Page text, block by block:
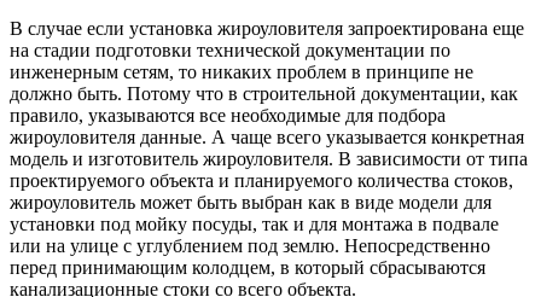
В случае если установка жироуловителя запроектирована еще
на стадии подготовки технической документации по
инженерным сетям, то никаких проблем в принципе не
должно быть. Потому что в строительной документации, как
правило, указываются все необходимые для подбора
жироуловителя данные. А чаще всего указывается конкретная
модель и изготовитель жироуловителя. В зависимости от типа
проектируемого объекта и планируемого количества стоков,
жироуловитель может быть выбран как в виде модели для
установки под мойку посуды, так и для монтажа в подвале
или на улице с углублением под землю. Непосредственно
перед принимающим колодцем, в который сбрасываются
канализационные стоки со всего объекта.